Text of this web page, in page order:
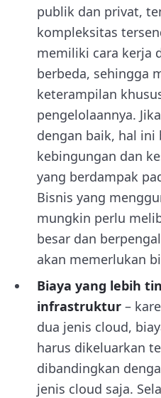
publik dan privat,
kompleksitas
memiliki cara kerja
berbeda, sehingga
keterampilan
pengelolaannya.
dengan baik, hal ini
kebingungan dan
yang berdampak
Bisnis yang
mungkin perlu
besar dan
akan memerlukan
Biaya yang lebih
infrastruktur –
dua jenis cloud,
harus dikeluarkan
dibandingkan
jenis cloud saja.